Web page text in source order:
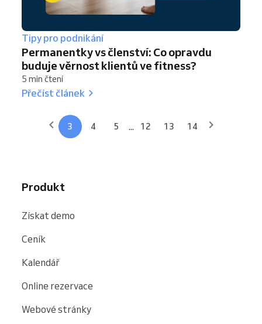
Tipy pro podnikání
Permanentky vs členství: Co opravdu
buduje věrnost klientů ve fitness?
5 min čtení
Přečíst článek
3 4 5 ... 12 13 14
Produkt
Získat demo
Ceník
Kalendář
Online rezervace
Webové stránky